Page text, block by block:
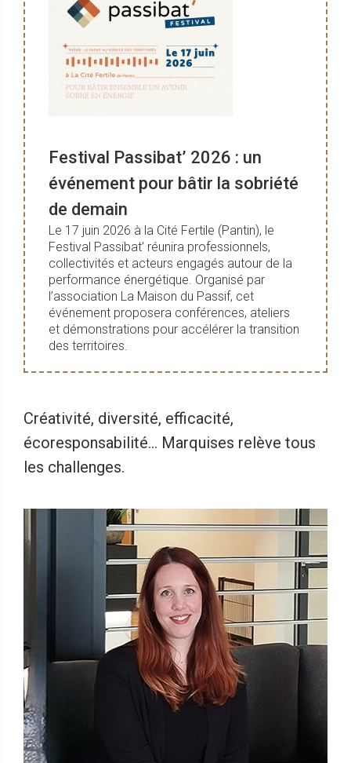
Festival Passibat’ 2026 : un
événement pour bâtir la sobriété
de demain
Le 17 juin 2026 à la Cité Fertile (Pantin), le
Festival Passibat’ réunira professionnels,
collectivités et acteurs engagés autour de la
performance énergétique. Organisé par
l’association La Maison du Passif, cet
événement proposera conférences, ateliers
et démonstrations pour accélérer la transition
des territoires.
Créativité, diversité, efficacité,
écoresponsabilité… Marquises relève tous
les challenges.